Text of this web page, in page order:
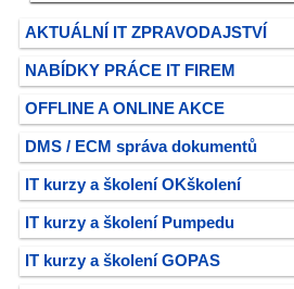
AKTUÁLNÍ IT ZPRAVODAJSTVÍ
NABÍDKY PRÁCE IT FIREM
OFFLINE A ONLINE AKCE
DMS / ECM správa dokumentů
IT kurzy a školení OKškolení
IT kurzy a školení Pumpedu
IT kurzy a školení GOPAS